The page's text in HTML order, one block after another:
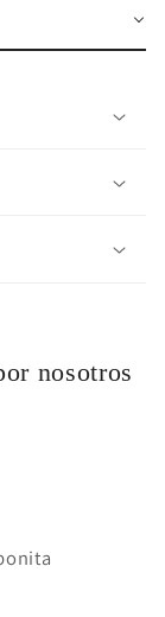
nosotros